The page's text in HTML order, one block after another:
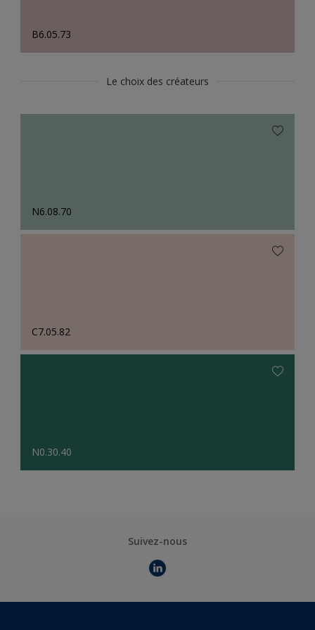
B6.05.73
Le choix des créateurs
N6.08.70
C7.05.82
N0.30.40
Suivez-nous